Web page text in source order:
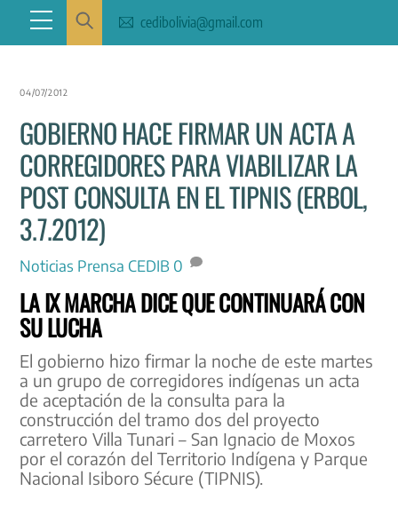
content
Menu cedibolivia@gmail.com
04/07/2012
GOBIERNO HACE FIRMAR UN ACTA A
CORREGIDORES PARA VIABILIZAR LA
POST CONSULTA EN EL TIPNIS (ERBOL,
3.7.2012)
Noticias Prensa CEDIB 0
LA IX MARCHA DICE QUE CONTINUARÁ CON
SU LUCHA
El gobierno hizo firmar la noche de este martes
a un grupo de corregidores indígenas un acta
de aceptación de la consulta para la
construcción del tramo dos del proyecto
carretero Villa Tunari – San Ignacio de Moxos
por el corazón del Territorio Indígena y Parque
Nacional Isiboro Sécure (TIPNIS).